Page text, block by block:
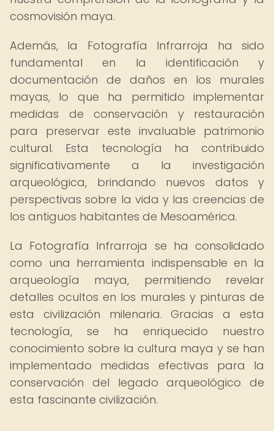
cosmovisión maya.
Además, la Fotografía Infrarroja ha sido
fundamental en la identificación y
documentación de daños en los murales
mayas, lo que ha permitido implementar
medidas de conservación y restauración
para preservar este invaluable patrimonio
cultural. Esta tecnología ha contribuido
significativamente a la investigación
arqueológica, brindando nuevos datos y
perspectivas sobre la vida y las creencias de
los antiguos habitantes de Mesoamérica.
La Fotografía Infrarroja se ha consolidado
como una herramienta indispensable en la
arqueología maya, permitiendo revelar
detalles ocultos en los murales y pinturas de
esta civilización milenaria. Gracias a esta
tecnología, se ha enriquecido nuestro
conocimiento sobre la cultura maya y se han
implementado medidas efectivas para la
conservación del legado arqueológico de
esta fascinante civilización.